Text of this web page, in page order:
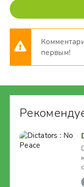
первым!